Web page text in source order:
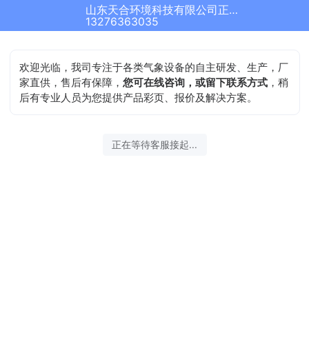
山东天合环境科技有限公司正在为您服务
13276363035
欢迎光临，我司专注于各类气象设备的自主研发、生产，厂
家直供，售后有保障，您可在线咨询，或留下联系方式 ，稍
后有专业人员为您提供产品彩页、报价及解决方案。
正在等待客服接起...